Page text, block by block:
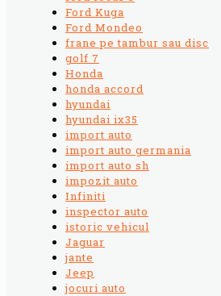
Ford Kuga
Ford Mondeo
frane pe tambur sau disc
golf 7
Honda
honda accord
hyundai
hyundai ix35
import auto
import auto germania
import auto sh
impozit auto
Infiniti
inspector auto
istoric vehicul
Jaguar
jante
Jeep
jocuri auto